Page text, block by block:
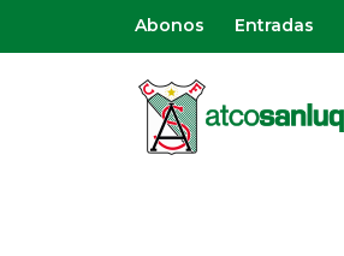
Abonos Entradas